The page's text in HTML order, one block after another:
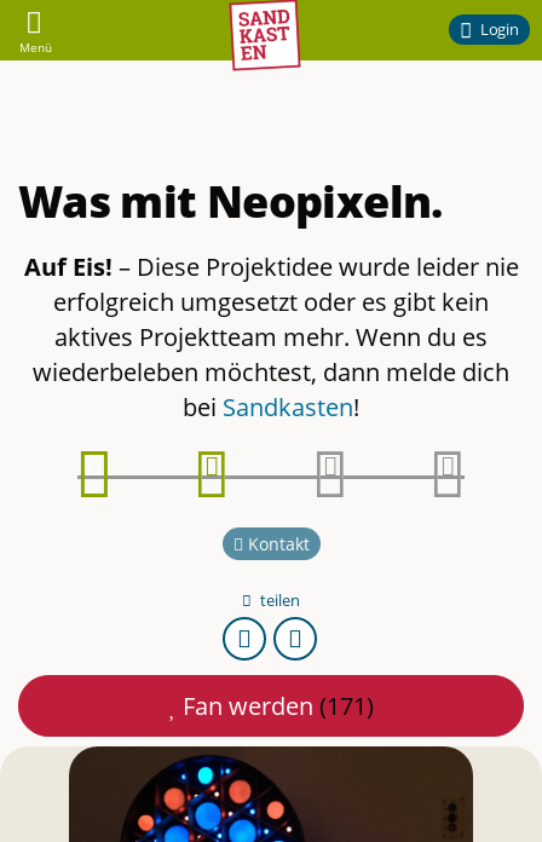
Sandkasten
Engagement
am
Campus
der
Braunschweig
Menü
Login
Was mit Neopixeln.
Auf Eis! – Diese Projektidee wurde leider nie
erfolgreich umgesetzt oder es gibt kein
aktives Projektteam mehr. Wenn du es
wiederbeleben möchtest, dann melde dich
bei Sandkasten!
Phase
Phase
Phase
3
Phase
Kontakt
teilen
URL
kopieren
Per
E-
Mail
teilen
Fan werden (171)